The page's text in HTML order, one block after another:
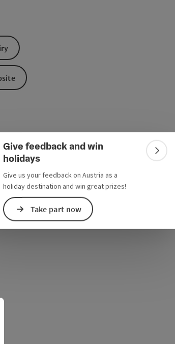
Give feedback and win
holidays
Give us your feedback on Austria as a
holiday destination and win great prizes!
Take part now
language - Open menu